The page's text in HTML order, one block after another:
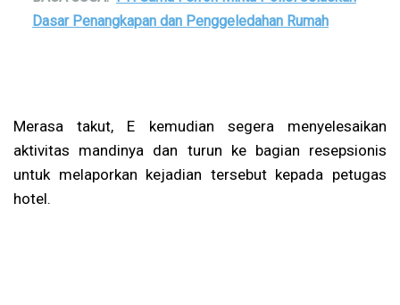
Dasar Penangkapan dan Penggeledahan Rumah
Merasa takut, E kemudian segera menyelesaikan
aktivitas mandinya dan turun ke bagian resepsionis
untuk melaporkan kejadian tersebut kepada petugas
hotel.